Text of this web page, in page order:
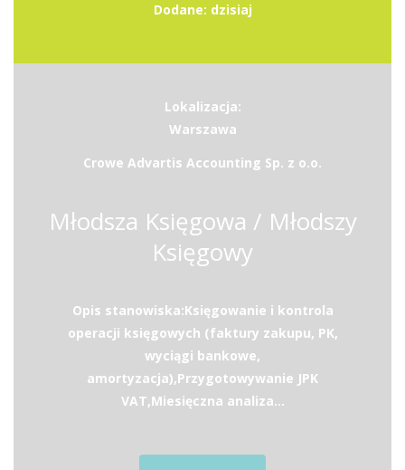
Dodane: dzisiaj
Lokalizacja:
Warszawa
Crowe Advartis Accounting Sp. z o.o.
Młodsza Księgowa / Młodszy
Księgowy
Opis stanowiska:Księgowanie i kontrola
operacji księgowych (faktury zakupu, PK,
wyciągi bankowe,
amortyzacja),Przygotowywanie JPK
VAT,Miesięczna analiza...